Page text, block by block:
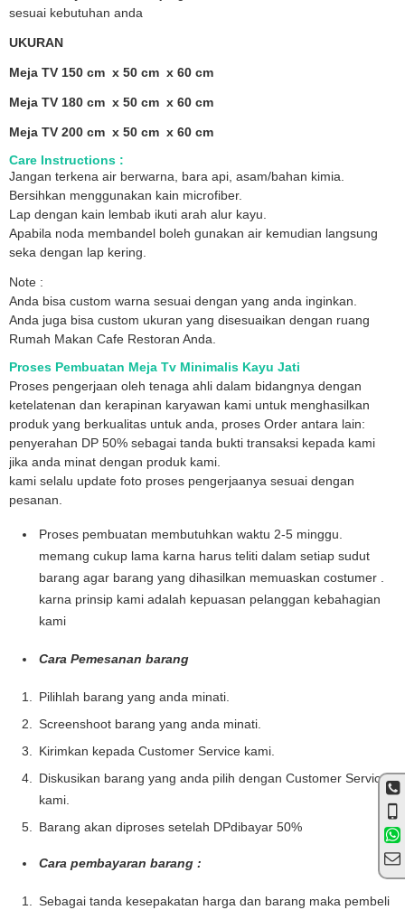
sesuai kebutuhan anda
UKURAN
Meja TV 150 cm x 50 cm x 60 cm
Meja TV 180 cm x 50 cm x 60 cm
Meja TV 200 cm x 50 cm x 60 cm
Care Instructions :
Jangan terkena air berwarna, bara api, asam/bahan kimia.
Bersihkan menggunakan kain microfiber.
Lap dengan kain lembab ikuti arah alur kayu.
Apabila noda membandel boleh gunakan air kemudian langsung
seka dengan lap kering.
Note :
Anda bisa custom warna sesuai dengan yang anda inginkan.
Anda juga bisa custom ukuran yang disesuaikan dengan ruang
Rumah Makan Cafe Restoran Anda.
Proses Pembuatan Meja Tv Minimalis Kayu Jati
Proses pengerjaan oleh tenaga ahli dalam bidangnya dengan
ketelatenan dan kerapinan karyawan kami untuk menghasilkan
produk yang berkualitas untuk anda, proses Order antara lain:
penyerahan DP 50% sebagai tanda bukti transaksi kepada kami
jika anda minat dengan produk kami.
kami selalu update foto proses pengerjaanya sesuai dengan
pesanan.
Proses pembuatan membutuhkan waktu 2-5 minggu.
memang cukup lama karna harus teliti dalam setiap sudut
barang agar barang yang dihasilkan memuaskan costumer .
karna prinsip kami adalah kepuasan pelanggan kebahagian
kami
Cara Pemesanan barang
Pilihlah barang yang anda minati.
Screenshoot barang yang anda minati.
Kirimkan kepada Customer Service kami.
Diskusikan barang yang anda pilih dengan Customer Service
kami.
Barang akan diproses setelah DPdibayar 50%
Cara pembayaran barang :
Sebagai tanda kesepakatan harga dan barang maka pembeli